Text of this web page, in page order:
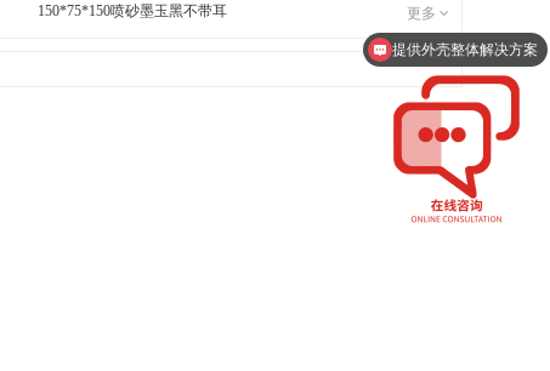
150*75*150喷砂墨玉黑不带耳 更多
提供外壳整体解决方案